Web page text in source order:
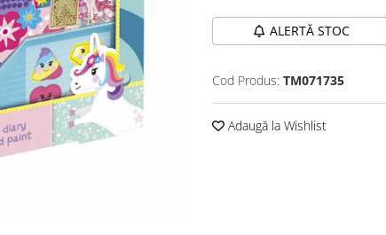
ALERTĂ STOC
Cod Produs: TM071735
Adaugă la Wishlist